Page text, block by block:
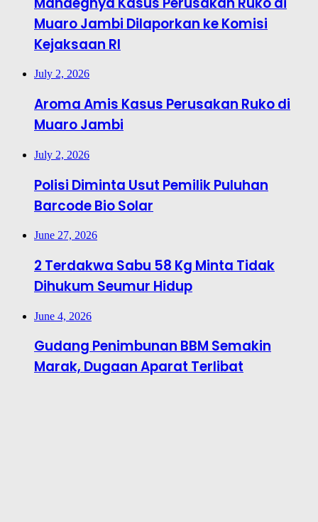
Muaro Jambi Dilaporkan ke Komisi
Kejaksaan RI
July 2, 2026
Aroma Amis Kasus Perusakan Ruko di
Muaro Jambi
July 2, 2026
Polisi Diminta Usut Pemilik Puluhan
Barcode Bio Solar
June 27, 2026
2 Terdakwa Sabu 58 Kg Minta Tidak
Dihukum Seumur Hidup
June 4, 2026
Gudang Penimbunan BBM Semakin
Marak, Dugaan Aparat Terlibat